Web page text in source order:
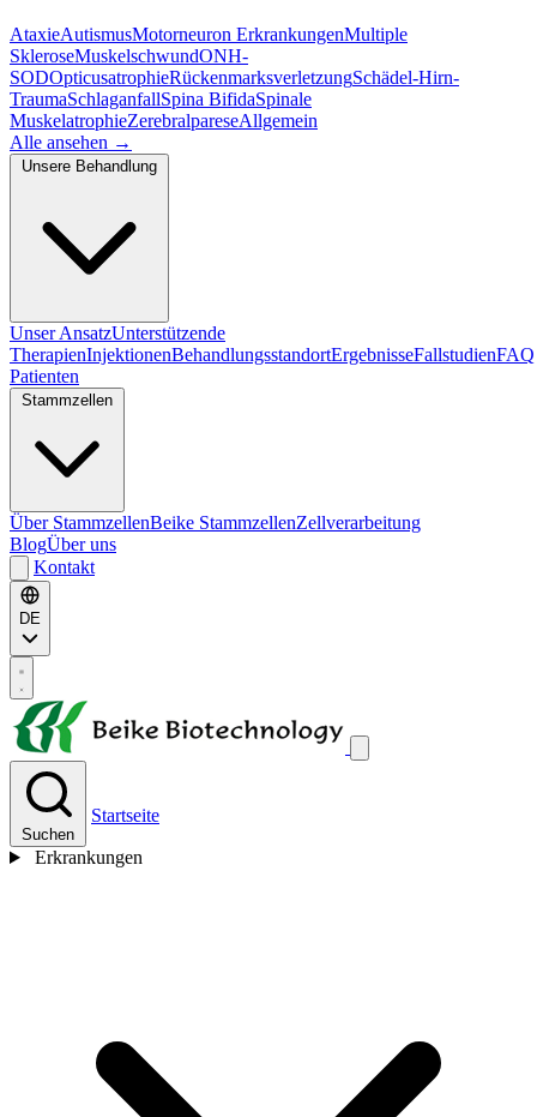
AtaxieAutismusMotorneuron ErkrankungenMultiple
SkleroseMuskelschwundONH-
SODOpticusatrophieRückenmarksverletzungSchädel-Hirn-
TraumaSchlaganfallSpina BifidaSpinale
MuskelatrophieZerebralpareseAllgemein
Alle ansehen →
Unser AnsatzUnterstützende
TherapienInjektionenBehandlungsstandortErgebnisseFallstudienFAQ
Patienten
Über StammzellenBeike StammzellenZellverarbeitung
BlogÜber uns
Kontakt
DE
Suchen
Startseite
Erkrankungen